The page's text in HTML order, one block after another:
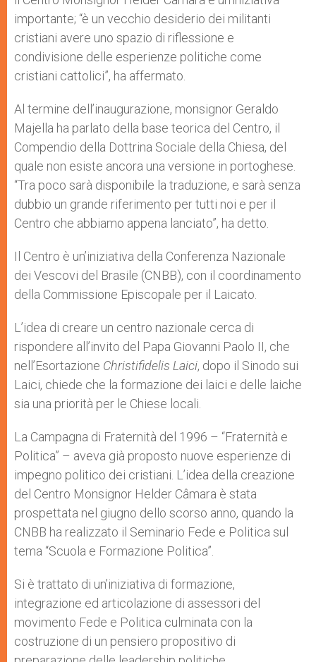
importante; “è un vecchio desiderio dei militanti
cristiani avere uno spazio di riflessione e
condivisione delle esperienze politiche come
cristiani cattolici”, ha affermato.
Al termine dell’inaugurazione, monsignor Geraldo
Majella ha parlato della base teorica del Centro, il
Compendio della Dottrina Sociale della Chiesa, del
quale non esiste ancora una versione in portoghese.
“Tra poco sarà disponibile la traduzione, e sarà senza
dubbio un grande riferimento per tutti noi e per il
Centro che abbiamo appena lanciato”, ha detto.
Il Centro è un’iniziativa della Conferenza Nazionale
dei Vescovi del Brasile (CNBB), con il coordinamento
della Commissione Episcopale per il Laicato.
L’idea di creare un centro nazionale cerca di
rispondere all’invito del Papa Giovanni Paolo II, che
nell’Esortazione Christifidelis Laici, dopo il Sinodo sui
Laici, chiede che la formazione dei laici e delle laiche
sia una priorità per le Chiese locali.
La Campagna di Fraternità del 1996 – “Fraternità e
Politica” – aveva già proposto nuove esperienze di
impegno politico dei cristiani. L’idea della creazione
del Centro Monsignor Helder Câmara è stata
prospettata nel giugno dello scorso anno, quando la
CNBB ha realizzato il Seminario Fede e Politica sul
tema “Scuola e Formazione Politica”.
Si è trattato di un’iniziativa di formazione,
integrazione ed articolazione di assessori del
movimento Fede e Politica culminata con la
costruzione di un pensiero propositivo di